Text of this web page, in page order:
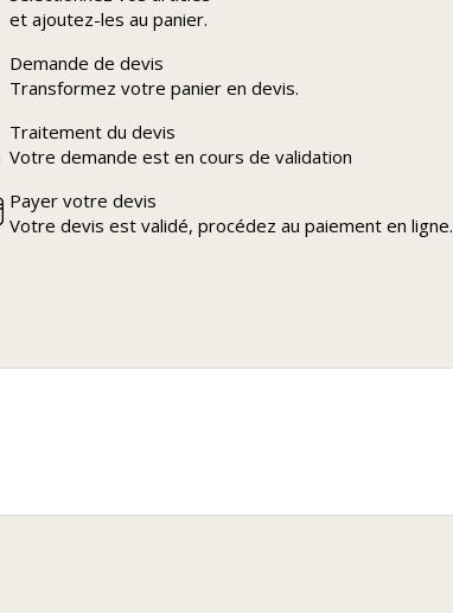
et ajoutez-les au panier.
Demande de devis
Transformez votre panier en devis.
Traitement du devis
Votre demande est en cours de validation
Payer votre devis
Votre devis est validé, procédez au paiement en ligne.